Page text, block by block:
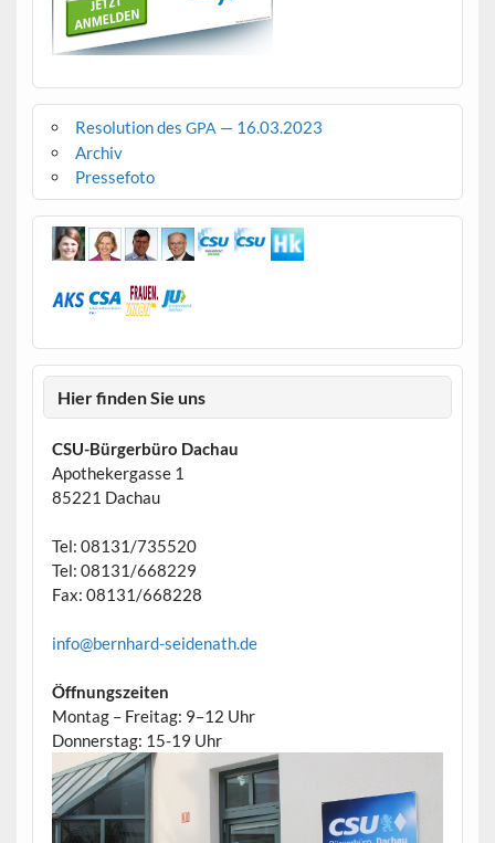
Resolution des GPA — 16.03.2023
Archiv
Pressefoto
Hier finden Sie uns
CSU-Bürgerbüro Dachau
Apothekergasse 1
85221 Dachau
Tel: 08131/735520
Tel: 08131/668229
Fax: 08131/668228
info@bernhard-seidenath.de
Öffnungszeiten
Montag – Freitag: 9–12 Uhr
Donnerstag: 15-19 Uhr